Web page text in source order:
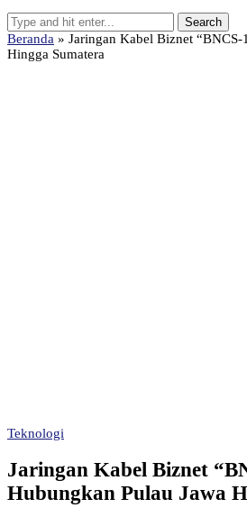
Beranda » Jaringan Kabel Biznet “BNCS-
Hingga Sumatera
Teknologi
Jaringan Kabel Biznet
Hubungkan Pulau Jawa